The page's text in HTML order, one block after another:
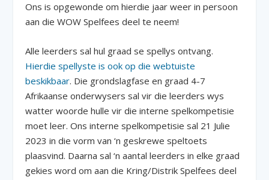
Ons is opgewonde om hierdie jaar weer in persoon
aan die WOW Spelfees deel te neem!
Alle leerders sal hul graad se spellys ontvang.
Hierdie spellyste is ook op die webtuiste
beskikbaar. Die grondslagfase en graad 4-7
Afrikaanse onderwysers sal vir die leerders wys
watter woorde hulle vir die interne spelkompetisie
moet leer. Ons interne spelkompetisie sal 21 Julie
2023 in die vorm van ‘n geskrewe speltoets
plaasvind. Daarna sal ‘n aantal leerders in elke graad
gekies word om aan die Kring/Distrik Spelfees deel